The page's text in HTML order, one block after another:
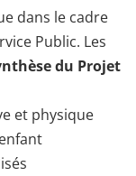
dans le cadre
Public. Les
du Projet
et physique